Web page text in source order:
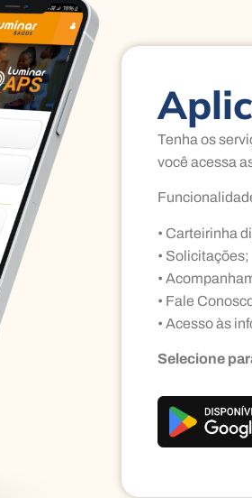
Tenha os
você acessa
• Carteirinha
• Solicitações;
•
• Fale
• Acesso às
Selecione